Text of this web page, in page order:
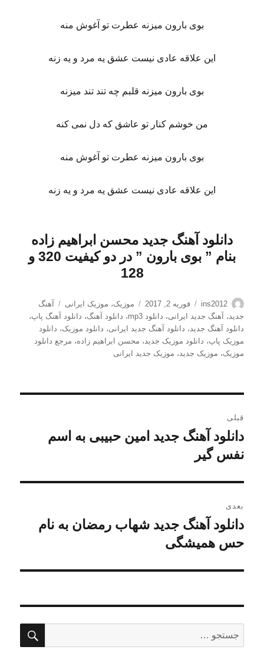
بوی بارون میزنه عطرت تو آغوش منه
این علاقه عادی نیست عشق یه مرد و یه زنه
بوی بارون میزنه قلبم چه تند تند میزنه
من خوشم کنار تو عاشق که دل نمی کنه
بوی بارون میزنه عطرت تو آغوش منه
این علاقه عادی نیست عشق یه مرد و یه زنه
دانلود آهنگ جدید محسن ابراهیم زاده
بنام ” بوی بارون
” در دو کیفیت 320 و
128
نویسنده
ins2012
ارسال
شده
در
فوریه 2, 2017 دسته‌ها
موزیک، موزیک ایرانی برچسب‌ها
آهنگ
جدید، آهنگ جدید ایرانی، دانلود mp3 ، دانلود آهنگ، دانلود آهنگ پاپ،
دانلود آهنگ جدید، دانلود آهنگ جدید ایرانی، دانلود موزیک، دانلود
موزیک پاپ، دانلود موزیک جدید، محسن ابراهیم زاده، مرجع دانلود
موزیک، موزیک جدید، موزیک جدید ایرانی
نوشته
قبلی
نوشته
قبلی:
دانلود آهنگ جدید امین حبیبی به اسم
نفس گیر
بعدی
نوشته
بعدی:
دانلود آهنگ جدید شهاب رمضان به نام
حس همیشگی
برای: